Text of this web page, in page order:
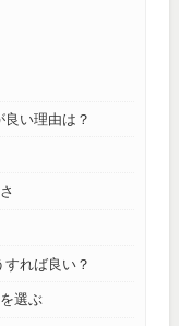
い理由は？
れば良い？
選ぶ